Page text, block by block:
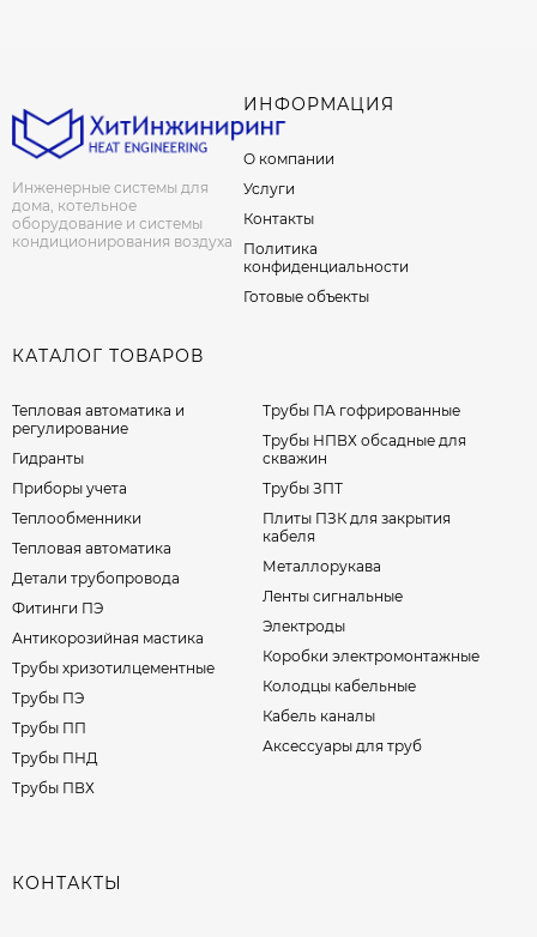
Инженерные системы для
дома, котельное
оборудование и системы
кондиционирования воздуха
ИНФОРМАЦИЯ
О компании
Услуги
Контакты
Политика
конфиденциальности
Готовые объекты
КАТАЛОГ ТОВАРОВ
Тепловая автоматика и
регулирование
Гидранты
Приборы учета
Теплообменники
Тепловая автоматика
Детали трубопровода
Фитинги ПЭ
Антикорозийная мастика
Трубы хризотилцементные
Трубы ПЭ
Трубы ПП
Трубы ПНД
Трубы ПВХ
Трубы ПА гофрированные
Трубы НПВХ обсадные для
скважин
Трубы ЗПТ
Плиты ПЗК для закрытия
кабеля
Металлорукава
Ленты сигнальные
Электроды
Коробки электромонтажные
Колодцы кабельные
Кабель каналы
Аксессуары для труб
КОНТАКТЫ